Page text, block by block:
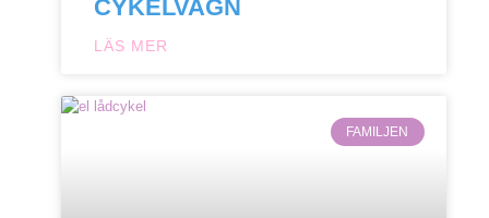
CYKELVAGN
LÄS MER
FAMILJEN